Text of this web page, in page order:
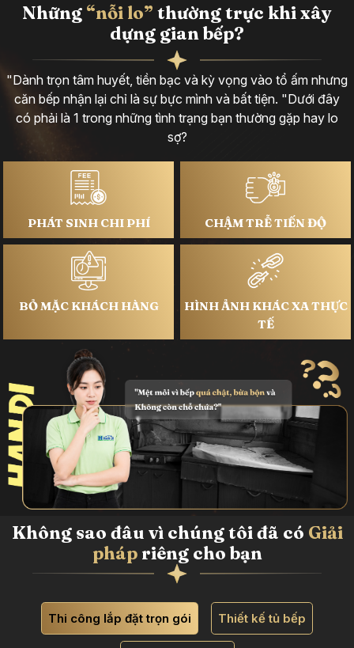
Những “nỗi lo” thường trực khi xây
dựng gian bếp?
"Dành trọn tâm huyết, tiền bạc và kỳ vọng vào tổ ấm nhưng
căn bếp nhận lại chỉ là sự bực mình và bất tiện. "Dưới đây
có phải là 1 trong những tình trạng bạn thường gặp hay lo
sợ?
PHÁT SINH CHI PHÍ CHẬM TRỄ TIẾN ĐỘ
BỎ MẶC KHÁCH HÀNG
HÌNH ẢNH KHÁC XA THỰC
TẾ
Không sao đâu vì chúng tôi đã có Giải
phápriêng cho bạn
Thi công lắp đặt trọn gói Thiết kế tủ bếp